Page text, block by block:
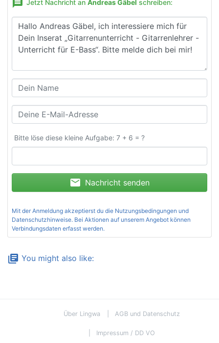
message Jetzt Nachricht an Andreas Gäbel schreiben:
Bitte löse diese kleine Aufgabe: 7 + 6 = ?
mail Nachricht senden
Mit der Anmeldung akzeptierst du die Nutzungsbedingungen und
Datenschutzhinweise. Bei Aktionen auf unserem Angebot können
Verbindungsdaten erfasst werden.
library_books You might also like:
Über Lingwa AGB und Datenschutz
Impressum / DD VO